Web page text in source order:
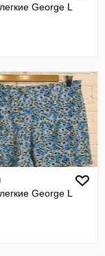
George L
George L